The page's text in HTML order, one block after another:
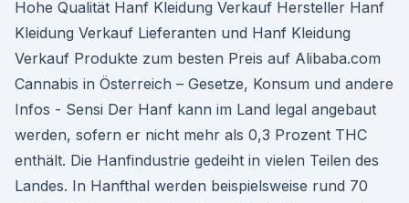
Hohe Qualität Hanf Kleidung Verkauf Hersteller Hanf
Kleidung Verkauf Lieferanten und Hanf Kleidung
Verkauf Produkte zum besten Preis auf Alibaba.com
Cannabis in Österreich – Gesetze, Konsum und andere
Infos - Sensi Der Hanf kann im Land legal angebaut
werden, sofern er nicht mehr als 0,3 Prozent THC
enthält. Die Hanfindustrie gedeiht in vielen Teilen des
Landes. In Hanfthal werden beispielsweise rund 70